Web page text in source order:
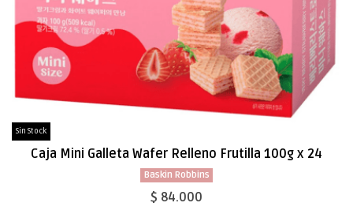
Sin Stock
Caja Mini Galleta Wafer Relleno Frutilla 100g x 24
Baskin Robbins
$ 84.000